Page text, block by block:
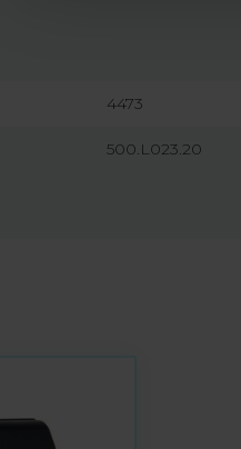
4473
500.L023.20